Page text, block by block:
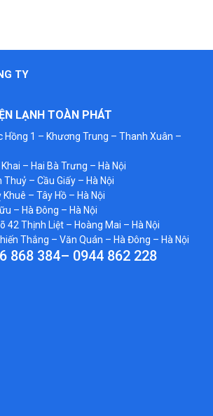
TY
LẠNH TOÀN PHÁT
Hồng 1 – Khương Trung – Thanh Xuân –
– Hai Bà Trưng – Hà Nội
Thuỷ – Cầu Giấy – Hà Nội
Khuê – Tây Hồ – Hà Nội
– Hà Đông – Hà Nội
42 Thịnh Liệt – Hoàng Mai – Hà Nội
Thắng – Văn Quán – Hà Đông – Hà Nội
868 384– 0944 862 228